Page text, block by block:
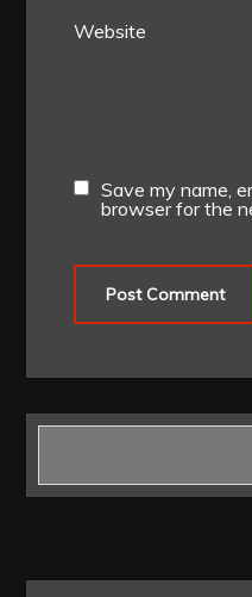
Website
Save my name,
browser for the